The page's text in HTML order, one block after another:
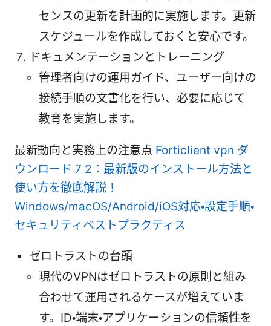
センスの更新を計画的に実施します。更新
スケジュールを作成しておくと安心です。
ドキュメンテーションとトレーニング
管理者向けの運用ガイド、ユーザー向けの
接続手順の文書化を行い、必要に応じて
教育を実施します。
最新動向と実務上の注意点 Forticlient vpn ダ
ウンロード 7 2：最新版のインストール方法と
使い方を徹底解説！
Windows/macOS/Android/iOS対応・設定手順・
セキュリティベストプラクティス
ゼロトラストの台頭
現代のVPNはゼロトラストの原則と組み
合わせて運用されるケースが増えていま
す。ID・端末・アプリケーションの信頼性を